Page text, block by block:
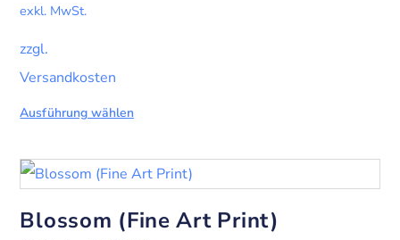
exkl. MwSt.
zzgl.
Versandkosten
Ausführung wählen
Blossom (Fine Art Print)